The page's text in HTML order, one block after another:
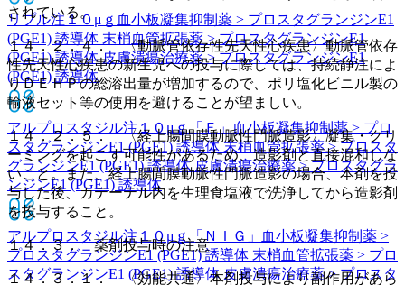
リプル注１０μｇ 血小板凝集抑制薬 > プロスタグランジンE1
(PGE1) 誘導体 末梢血管拡張薬 > プロスタグランジンE1
(PGE1) 誘導体 皮膚潰瘍治療薬 > プロスタグランジンE1
(PGE1) 誘導体
アルプロスタジル注１０μｇ「Ｆ」血小板凝集抑制薬 > プロ
スタグランジンE1 (PGE1) 誘導体 末梢血管拡張薬 > プロスタ
グランジンE1 (PGE1) 誘導体 皮膚潰瘍治療薬 > プロスタグラ
ンジンE1 (PGE1) 誘導体
アルプロスタジル注１０μｇ「ＮＩＧ」
血小板凝集抑制薬 >
プロスタグランジンE1 (PGE1) 誘導体 末梢血管拡張薬 > プロ
スタグランジンE1 (PGE1) 誘導体 皮膚潰瘍治療薬 > プロスタ
されている。
１４．２．４． 〈動脈管依存性先天性心疾患〉動脈管依存
性先天性心疾患の新生児への投与に際しては、持続静注によ
りＤＥＨＰの総溶出量が増加するので、ポリ塩化ビニル製の
輸液セット等の使用を避けることが望ましい。
１４．２．５． 〈経上腸間膜動脈性門脈造影〉凝集・クリ
ーミングを起こす可能性があるため、造影剤と直接混和しな
いこと。また、経上腸間膜動脈性門脈造影の場合、本剤を投
与した後、カテーテル内を生理食塩液で洗浄してから造影剤
を投与すること。
１４．３． 薬剤投与時の注意
１４．３．１． 〈効能共通〉本剤投与により副作用があら